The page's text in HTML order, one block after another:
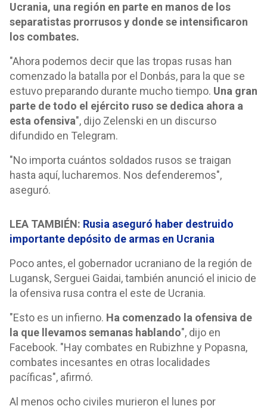
Ucrania, una región en parte en manos de los
separatistas prorrusos y donde se intensificaron
los combates.
"Ahora podemos decir que las tropas rusas han
comenzado la batalla por el Donbás, para la que se
estuvo preparando durante mucho tiempo. Una gran
parte de todo el ejército ruso se dedica ahora a
esta ofensiva", dijo Zelenski en un discurso
difundido en Telegram.
"No importa cuántos soldados rusos se traigan
hasta aquí, lucharemos. Nos defenderemos",
aseguró.
LEA TAMBIÉN: Rusia aseguró haber destruido
importante depósito de armas en Ucrania
Poco antes, el gobernador ucraniano de la región de
Lugansk, Serguei Gaidai, también anunció el inicio de
la ofensiva rusa contra el este de Ucrania.
"Esto es un infierno. Ha comenzado la ofensiva de
la que llevamos semanas hablando", dijo en
Facebook. "Hay combates en Rubizhne y Popasna,
combates incesantes en otras localidades
pacíficas", afirmó.
Al menos ocho civiles murieron el lunes por